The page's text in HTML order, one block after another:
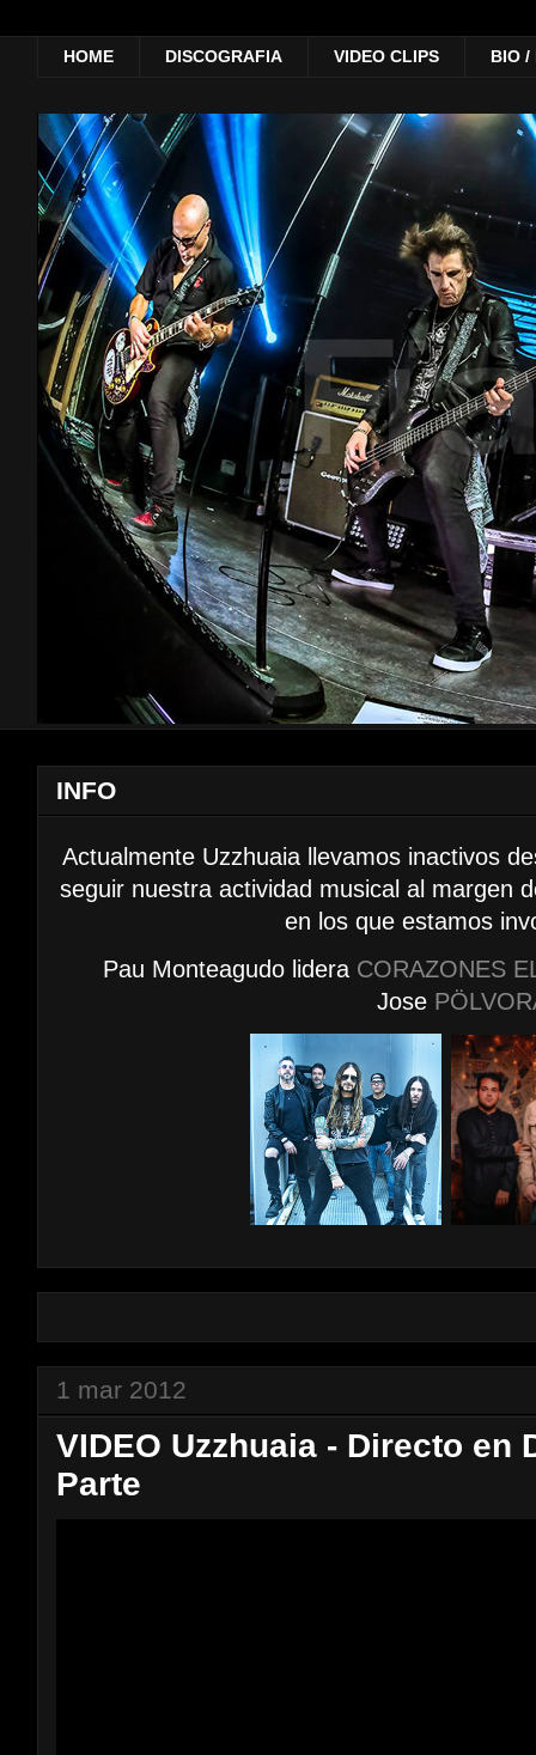
HOME DISCOGRAFIA VIDEO CLIPS BIO /
INFO
Actualmente Uzzhuaia llevamos inactivos
seguir nuestra actividad musical al margen
en los que estamos
Pau Monteagudo lidera CORAZONES
Jose
1 mar 2012
VIDEO Uzzhuaia - Directo en
Parte